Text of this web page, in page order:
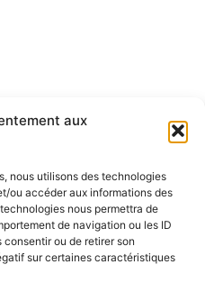
aux
nous utilisons des technologies
ou accéder aux informations des
nous permettra de
de navigation ou les ID
ou de retirer son
sur certaines caractéristiques